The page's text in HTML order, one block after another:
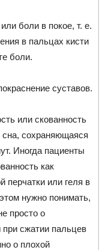
боли в покое, т. е.
в пальцах кисти
боли.
суставов.
или скованность
сна, сохраняющаяся
Иногда пациенты
как
перчатки или геля в
нужно понимать,
просто о
при сжатии пальцев
о плохой